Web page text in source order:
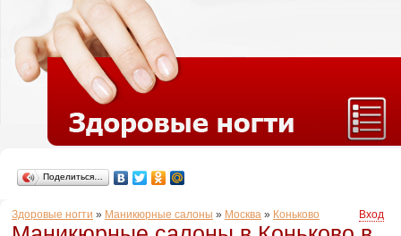
Поделиться…
Здоровые ногти » Маникюрные салоны » Москва » Коньково Вход